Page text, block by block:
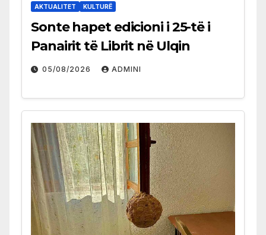
AKTUALITET KULTURË
Sonte hapet edicioni i 25-të i
Panairit të Librit në Ulqin
05/08/2026 ADMINI